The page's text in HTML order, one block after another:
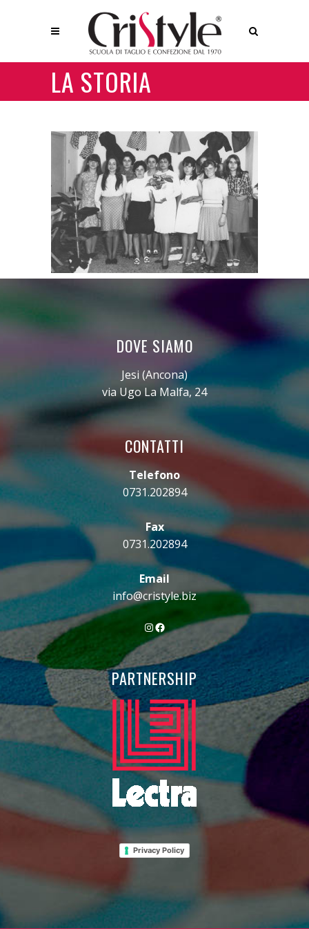
LA STORIA
DOVE SIAMO
Jesi (Ancona)
via Ugo La Malfa, 24
CONTATTI
Telefono
0731.202894
Fax
0731.202894
Email
info@cristyle.biz
Instagram
Facebook
PARTNERSHIP
Privacy Policy